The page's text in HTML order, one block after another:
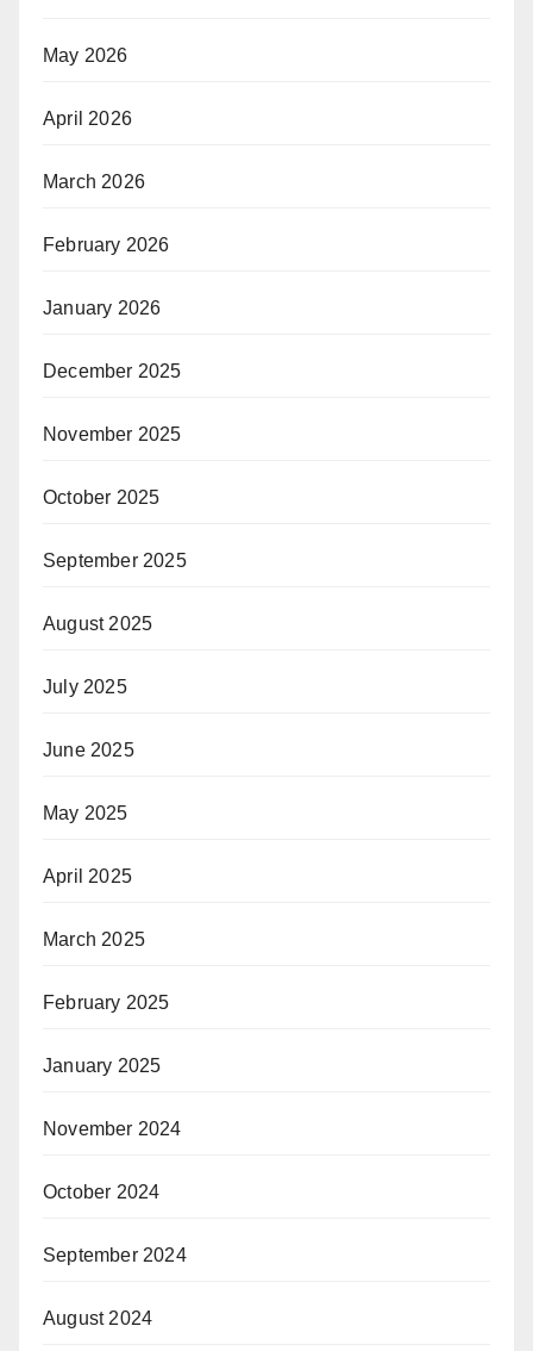
May 2026
April 2026
March 2026
February 2026
January 2026
December 2025
November 2025
October 2025
September 2025
August 2025
July 2025
June 2025
May 2025
April 2025
March 2025
February 2025
January 2025
November 2024
October 2024
September 2024
August 2024